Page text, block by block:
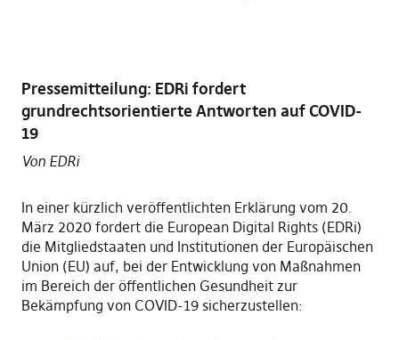
Pressemitteilung: EDRi fordert
grundrechtsorientierte Antworten auf COVID-
19
Von EDRi
In einer kürzlich veröffentlichten Erklärung vom 20.
März 2020 fordert die European Digital Rights (EDRi)
die Mitgliedstaaten und Institutionen der Europäischen
Union (EU) auf, bei der Entwicklung von Maßnahmen
im Bereich der öffentlichen Gesundheit zur
Bekämpfung von COVID-19 sicherzustellen: